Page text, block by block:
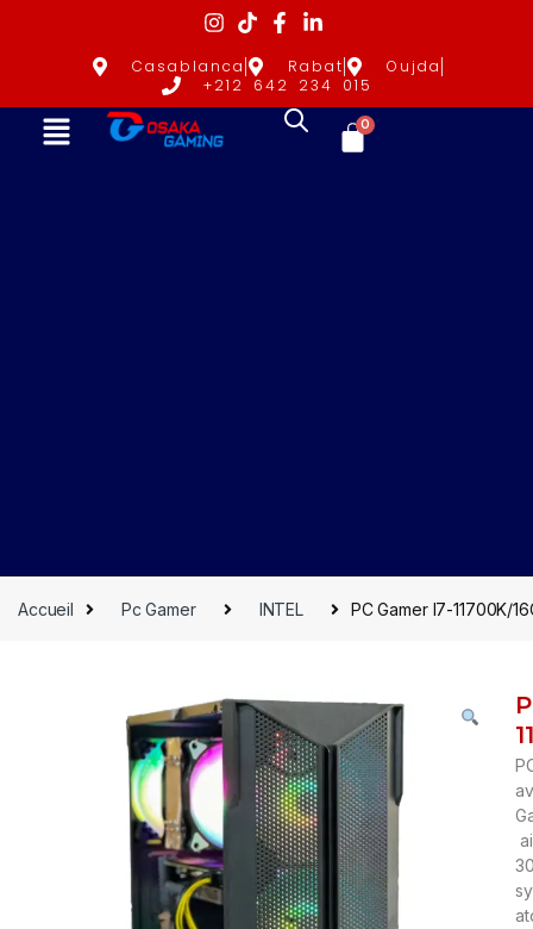
Casablanca Rabat
Oujda
+212 642 234 015
0
Accueil Pc Gamer INTEL PC Gamer I7-11700K/